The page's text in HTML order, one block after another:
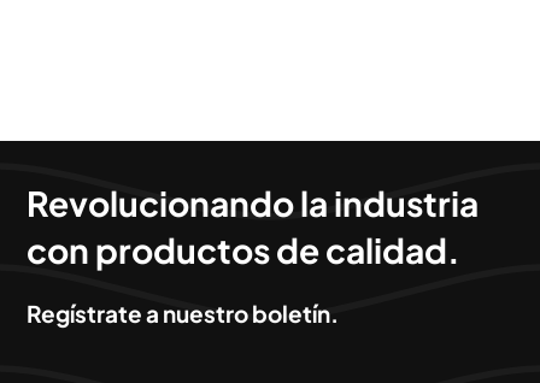
Revolucionando la industria
con productos de calidad.
Regístrate a nuestro boletín.